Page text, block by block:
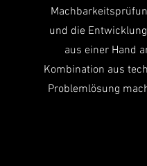
und die
aus einer Hand
Kombination aus
Problemlösung